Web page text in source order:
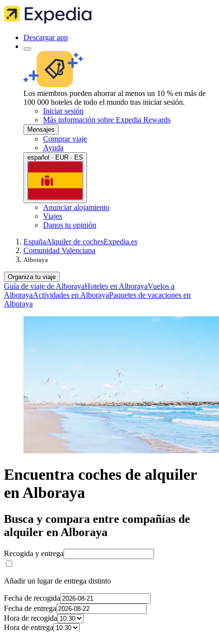
Descargar app
Los miembros pueden ahorrar al menos un 10 % en más de
100 000 hoteles de todo el mundo tras iniciar sesión.
Iniciar sesión
Más información sobre Expedia Rewards
Mensajes
Comprar viaje
Ayuda
español · EUR · ES
Anunciar alojamiento
Viajes
Danos tu opinión
EspañaAlquiler de cochesExpedia.es
Comunidad Valenciana
Alboraya
Organiza tu viaje
Guía de viaje de AlborayaHoteles en AlborayaVuelos a
AlborayaActividades en AlborayaPaquetes de vacaciones en
Alboraya
Encuentra coches de alquiler
en Alboraya
Busca y compara entre compañías de
alquiler en Alboraya
Recogida y entrega
Añadir un lugar de entrega distinto
Fecha de recogida
Fecha de entrega
Hora de recogida
Hora de entrega